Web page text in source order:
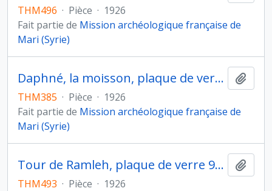
THM496 · Pièce · 1926
Fait partie de Mission archéologique française de
Mari (Syrie)
Daphné, la moisson, plaque de verre 336
THM385 · Pièce · 1926
Fait partie de Mission archéologique française de
Mari (Syrie)
Tour de Ramleh, plaque de verre 987
THM493 · Pièce · 1926